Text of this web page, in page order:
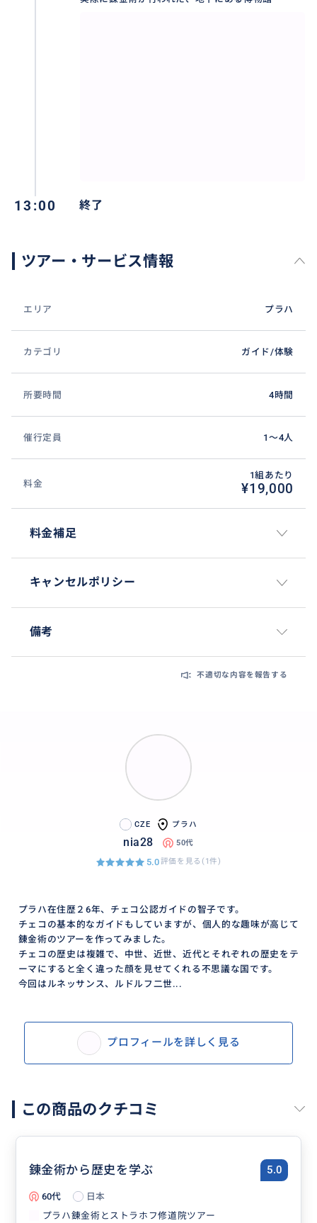
13:00 終了
ツアー・サービス情報
エリア プラハ
カテゴリ ガイド/体験
所要時間 4時間
催行定員 1〜4人
料金
1組あたり
¥19,000
料金補足
キャンセルポリシー
備考
不適切な内容を報告する
CZE プラハ
nia28 50代
5.0評価を見る(1件)
プラハ在住歴２6年、チェコ公認ガイドの智子です。
チェコの基本的なガイドもしていますが、個人的な趣味が高じて
錬金術のツアーを作ってみました。
チェコの歴史は複雑で、中世、近世、近代とそれぞれの歴史をテ
ーマにすると全く違った顔を見せてくれる不思議な国です。
今回はルネッサンス、ルドルフ二世...
プロフィールを詳しく見る
この商品のクチコミ
錬金術から歴史を学ぶ 5.0
60代
日本
プラハ錬金術とストラホフ修道院ツアー